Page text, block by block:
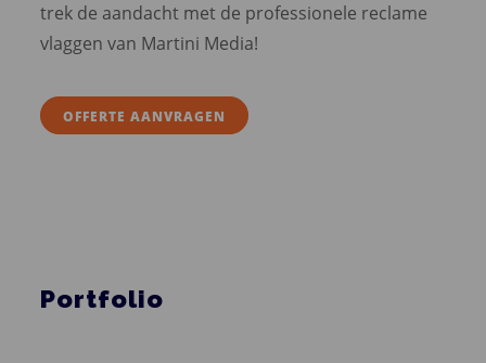
trek de aandacht met de professionele reclame
vlaggen van Martini Media!
OFFERTE AANVRAGEN
Portfolio